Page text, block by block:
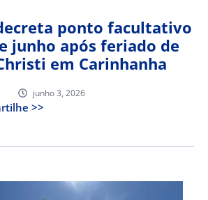
ponto facultativo
junho após feriado de
em Carinhanha
junho 3, 2026
>>